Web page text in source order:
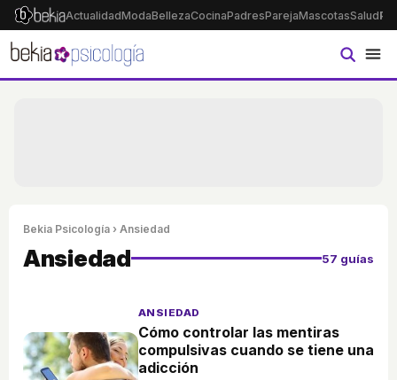
ActualidadModaBellezaCocinaPadresParejaMascotasSalud
Bekia Psicología › Ansiedad
Ansiedad 57 guías
ANSIEDAD
Cómo controlar las mentiras
compulsivas cuando se tiene una
adicción